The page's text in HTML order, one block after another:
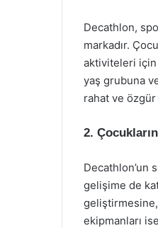
Decathlon,
markadır.
aktiviteleri için
yaş grubuna
rahat ve
2.
Decathlon’un
gelişime de
ekipmanları